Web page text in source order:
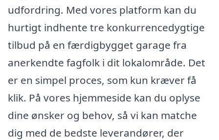
udfordring. Med vores platform kan du
hurtigt indhente tre konkurrencedygtige
tilbud på en færdigbygget garage fra
anerkendte fagfolk i dit lokalområde. Det
er en simpel proces, som kun kræver få
klik. På vores hjemmeside kan du oplyse
dine ønsker og behov, så vi kan matche
dig med de bedste leverandører, der